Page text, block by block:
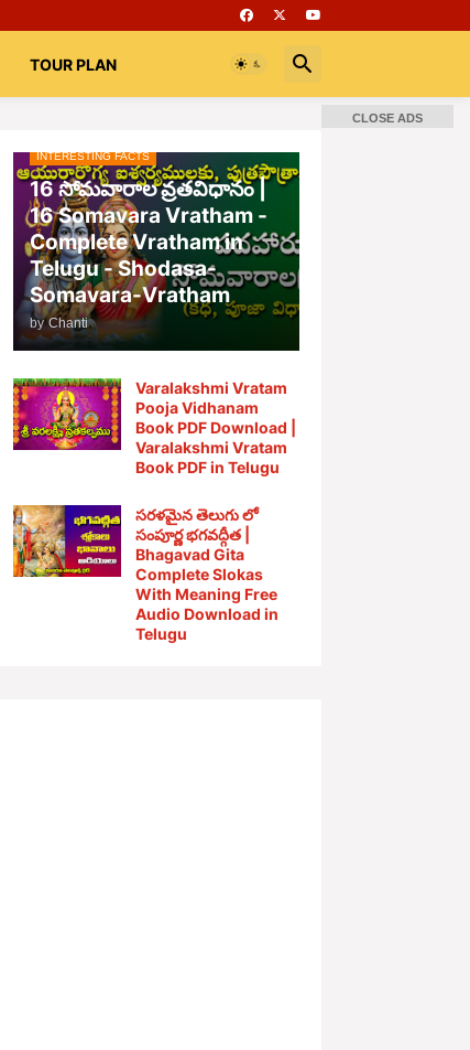
TOUR PLAN
📚 Books Rooms భగవద్గీత
INTERESTING FACTS
16 సోమవారాల వ్రతవిధానం |
16 Somavara Vratham -
Complete Vratham in
Telugu - Shodasa-
Somavara-Vratham
by Chanti
Varalakshmi Vratam
Pooja Vidhanam
Book PDF Download |
Varalakshmi Vratam
Book PDF in Telugu
సరళమైన తెలుగు లో
సంపూర్ణ భగవద్గీత |
Bhagavad Gita
Complete Slokas
With Meaning Free
Audio Download in
Telugu
CLOSE ADS